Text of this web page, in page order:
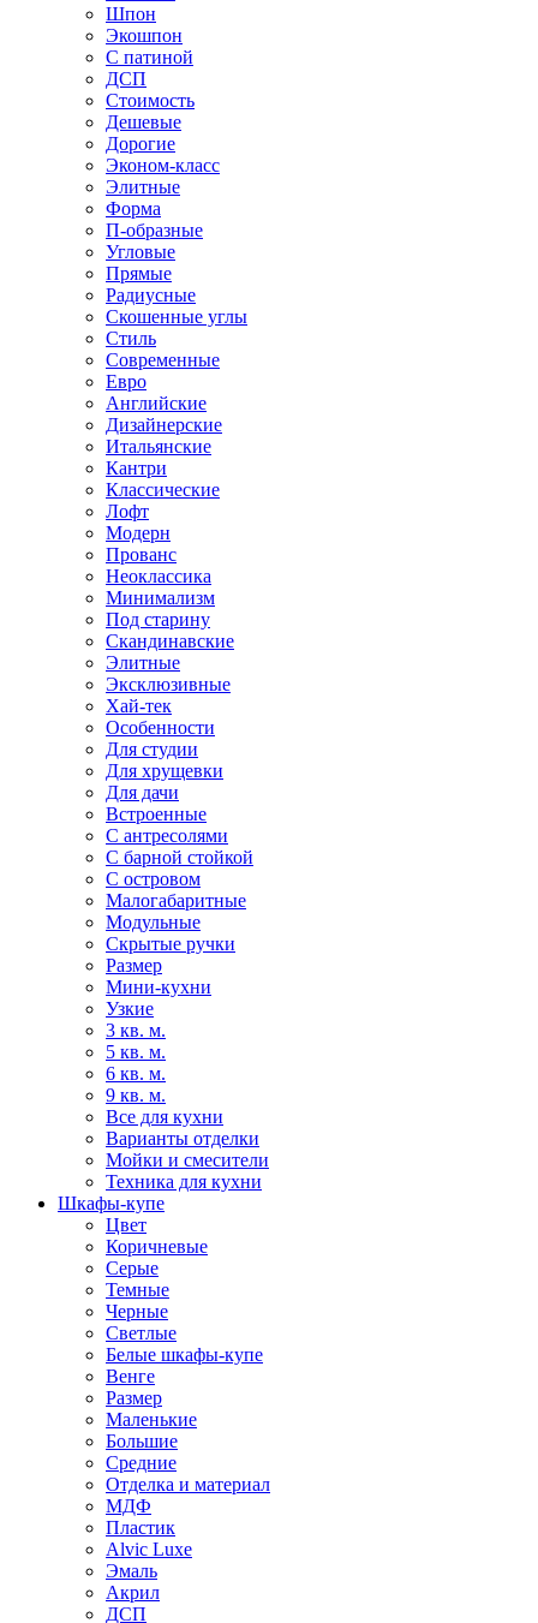
Шпон
Экошпон
С патиной
ДСП
Стоимость
Дешевые
Дорогие
Эконом-класс
Элитные
Форма
П-образные
Угловые
Прямые
Радиусные
Скошенные углы
Стиль
Современные
Евро
Английские
Дизайнерские
Итальянские
Кантри
Классические
Лофт
Модерн
Прованс
Неоклассика
Минимализм
Под старину
Скандинавские
Элитные
Эксклюзивные
Хай-тек
Особенности
Для студии
Для хрущевки
Для дачи
Встроенные
С антресолями
С барной стойкой
С островом
Малогабаритные
Модульные
Скрытые ручки
Размер
Мини-кухни
Узкие
3 кв. м.
5 кв. м.
6 кв. м.
9 кв. м.
Все для кухни
Варианты отделки
Мойки и смесители
Техника для кухни
Шкафы-купе
Цвет
Коричневые
Серые
Темные
Черные
Светлые
Белые шкафы-купе
Венге
Размер
Маленькие
Большие
Средние
Отделка и материал
МДФ
Пластик
Alvic Luxe
Эмаль
Акрил
ДСП